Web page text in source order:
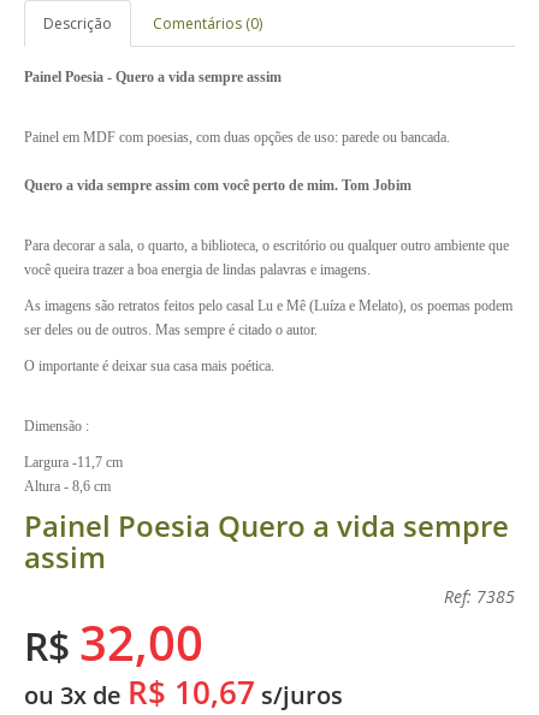
Descrição Comentários (0)
Painel Poesia - Quero a vida sempre assim
Painel em MDF com poesias, com duas opções de uso: parede ou bancada.
Quero a vida sempre assim com você perto de mim. Tom Jobim
Para decorar a sala, o quarto, a biblioteca, o escritório ou qualquer outro ambiente que
você queira trazer a boa energia de lindas palavras e imagens.
As imagens são retratos feitos pelo casal Lu e Mê (Luíza e Melato), os poemas podem
ser deles ou de outros. Mas sempre é citado o autor.
O importante é deixar sua casa mais poética.
Dimensão :
Largura -11,7 cm
Altura - 8,6 cm
Painel Poesia Quero a vida sempre
assim
Ref: 7385
R$ 32,00
ou 3x de R$ 10,67 s/juros